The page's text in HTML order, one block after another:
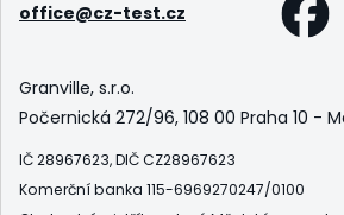
office@cz-test.cz
Granville, s.r.o.
Počernická 272/96, 108 00 Praha 10 -
IČ 28967623, DIČ CZ28967623
Komerční banka 115-6969270247/0100